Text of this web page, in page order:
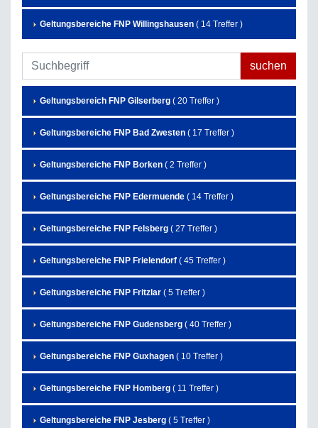
Geltungsbereiche FNP Willingshausen ( 14 Treffer )
Geltungsbereich FNP Gilserberg ( 20 Treffer )
Geltungsbereiche FNP Bad Zwesten ( 17 Treffer )
Geltungsbereiche FNP Borken ( 2 Treffer )
Geltungsbereiche FNP Edermuende ( 14 Treffer )
Geltungsbereiche FNP Felsberg ( 27 Treffer )
Geltungsbereiche FNP Frielendorf ( 45 Treffer )
Geltungsbereiche FNP Fritzlar ( 5 Treffer )
Geltungsbereiche FNP Gudensberg ( 40 Treffer )
Geltungsbereiche FNP Guxhagen ( 10 Treffer )
Geltungsbereiche FNP Homberg ( 11 Treffer )
Geltungsbereiche FNP Jesberg ( 5 Treffer )